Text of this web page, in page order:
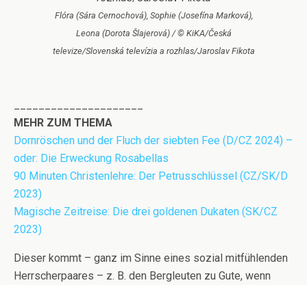
Flóra (Sára Cernochová), Sophie (Josefína Marková),
Leona (Dorota Šlajerová) / © KiKA/Česká
televize/Slovenská televízia a rozhlas/Jaroslav Fikota
MEHR ZUM THEMA
Dornröschen und der Fluch der siebten Fee (D/CZ 2024) –
oder: Die Erweckung Rosabellas
90 Minuten Christenlehre: Der Petrusschlüssel (CZ/SK/D
2023)
Magische Zeitreise: Die drei goldenen Dukaten (SK/CZ
2023)
Dieser kommt – ganz im Sinne eines sozial mitfühlenden
Herrscherpaares – z. B. den Bergleuten zu Gute, wenn